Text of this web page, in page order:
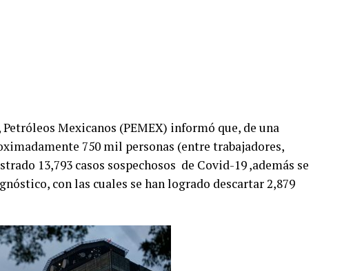
Mexicanos (PEMEX) informó que, de una
750 mil personas (entre trabajadores,
13,793 casos sospechosos de Covid-19 ,además se
con las cuales se han logrado descartar 2,879